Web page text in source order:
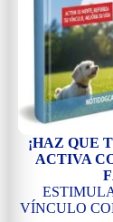
¡HAZ QUE
ACTIVA
VÍNCULO